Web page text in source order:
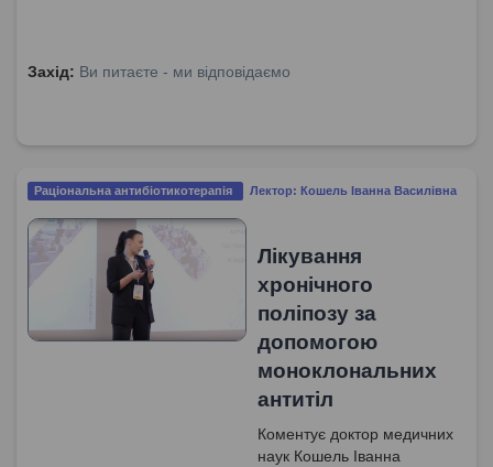
Захід: Ви питаєте - ми відповідаємо
Раціональна антибіотикотерапія Лектор: Кошель Іванна Василівна
Лікування
хронічного
поліпозу за
допомогою
моноклональних
антитіл
Коментує доктор медичних
наук Кошель Іванна